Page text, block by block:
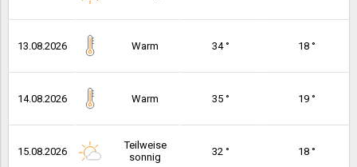
13.08.2026 Warm 34 ° 18 °
14.08.2026 Warm 35 ° 19 °
15.08.2026
Teilweise
sonnig
32 ° 18 °